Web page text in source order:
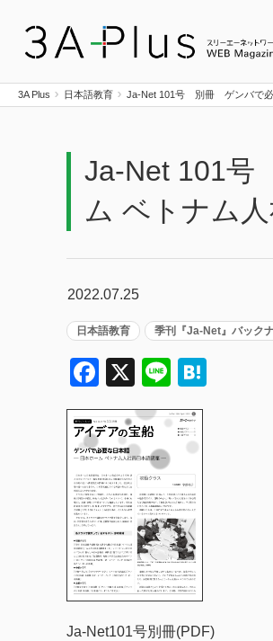
3A Plus 日本語教育 Ja-Net 101号 別冊 ゲンバで必
Ja-Net 101
ム ベトナム
2022.07.25
日本語教育 季刊『Ja-Net』バック
Facebook
X Line
Ja-Net101号別冊(PDF)